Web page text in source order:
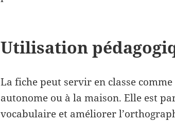
Utilisation
La fiche peut servir en classe
autonome ou à la maison. Elle est
vocabulaire et améliorer